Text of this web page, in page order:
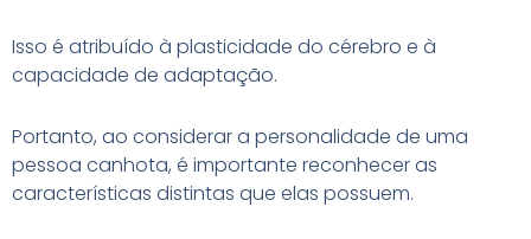
Isso é atribuído à plasticidade do cérebro e à
capacidade de adaptação.
Portanto, ao considerar a personalidade de uma
pessoa canhota, é importante reconhecer as
características distintas que elas possuem.